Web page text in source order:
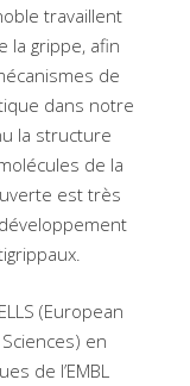
travaillent
la grippe, afin
de
dans notre
la structure
de la
est très
(European
en
de l’EMBL